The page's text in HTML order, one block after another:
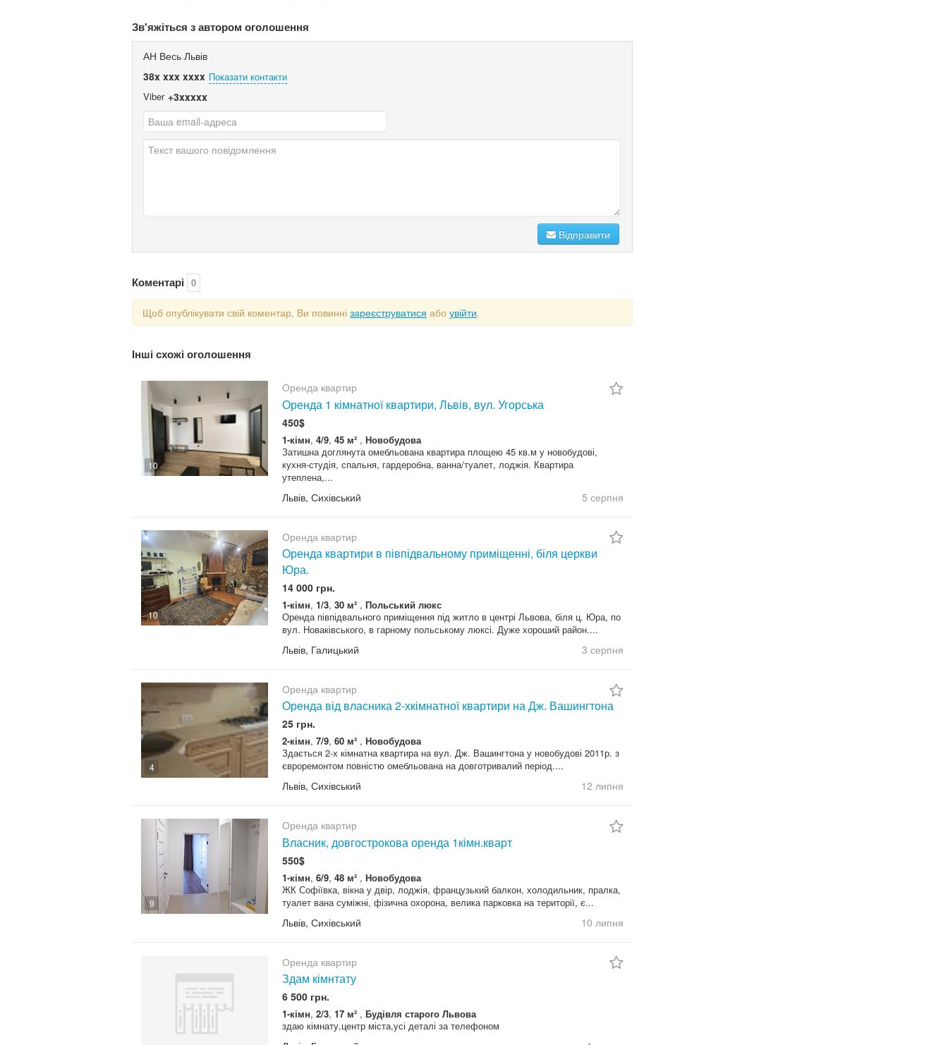
Зв'яжіться з автором оголошення
АН Весь Львів
38x xxx xxxx Показати контакти
Viber +3xxxxx
Відправити
Коментарі 0
Щоб опублікувати свій коментар, Ви повинні зареєструватися або увійти.
Інші схожі оголошення
10
Оренда квартир
Оренда 1 кімнатної квартири, Львів, вул. Угорська
450$
1-кімн, 4/9, 45 м² , Новобудова
Затишна доглянута омебльована квартира площею 45 кв.м у новобудові,
кухня-студія, спальня, гардеробна, ванна/туалет, лоджія. Квартира
утеплена,...
Львів, Сихівський 5 серпня
10
Оренда квартир
Оренда квартири в півпідвальному приміщенні, біля церкви
Юра.
14 000 грн.
1-кімн, 1/3, 30 м² , Польський люкс
Оренда півпідвального приміщення під житло в центрі Львова, біля ц. Юра, по
вул. Новаківського, в гарному польському люксі. Дуже хороший район....
Львів, Галицький 3 серпня
4
Оренда квартир
Оренда від власника 2-хкімнатної квартири на Дж. Вашингтона
25 грн.
2-кімн, 7/9, 60 м² , Новобудова
Здається 2-х кімнатна квартира на вул. Дж. Вашингтона у новобудові 2011р. з
євроремонтом повністю омебльована на довготривалий період....
Львів, Сихівський 12 липня
9
Оренда квартир
Власник, довгострокова оренда 1кімн.кварт
550$
1-кімн, 6/9, 48 м² , Новобудова
ЖК Софіївка, вікна у двір, лоджія, французький балкон, холодильник, пралка,
туалет вана суміжні, фізична охорона, велика парковка на території, є...
Львів, Сихівський 10 липня
Оренда квартир
Здам кімнтату
6 500 грн.
1-кімн, 2/3, 17 м² , Будівля старого Львова
здаю кімнату,центр міста,усі деталі за телефоном